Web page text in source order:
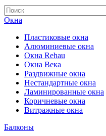
Окна
Пластиковые окна
Алюминиевые окна
Окна Rehau
Окна Века
Раздвижные окна
Нестандартные окна
Ламинированные окна
Коричневые окна
Витражные окна
Балконы